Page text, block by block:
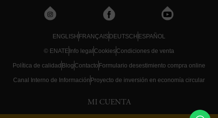
ENGLISH FRANÇAIS DEUTSCH ESPAÑOL
© ENATE Info legal CookiesCondiciones de venta
Política de calidad BlogContacto Formulario desestimiento compra online
Canal Interno de Información Proyecto de inversión en economía circular
MI CUENTA